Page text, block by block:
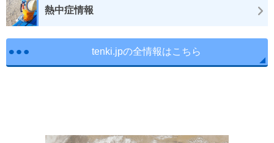
熱中症情報
tenki.jpの全情報はこちら